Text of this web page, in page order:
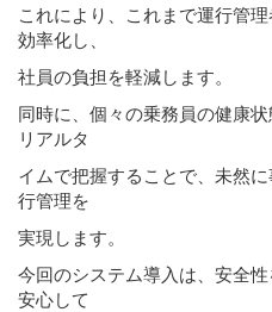
これにより、これまで運行管
効率化し、
社員の負担を軽減します。
同時に、個々の乗務員の健康
リアルタ
イムで把握することで、未然
行管理を
実現します。
今回のシステム導入は、安全
安心して